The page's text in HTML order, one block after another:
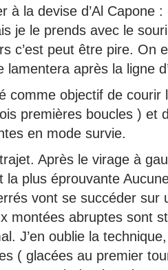
à la devise d’Al Capone
je le prends avec le
c’est peut être pire. On
lamentera après la ligne
comme objectif de courir
premières boucles ) et
en mode survie.
Après le virage à
la plus éprouvante
vont se succéder sur
montées abruptes sont
J’en oublie la
( glacées au premier